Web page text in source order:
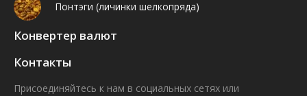
Понтэги (личинки шелкопряда)
Конвертер валют
Контакты
Присоединяйтесь к нам в социальных сетях или